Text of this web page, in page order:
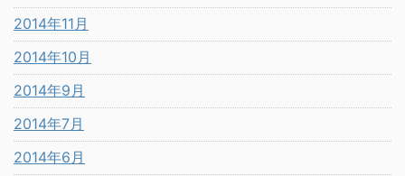
2014年11月
2014年10月
2014年9月
2014年7月
2014年6月